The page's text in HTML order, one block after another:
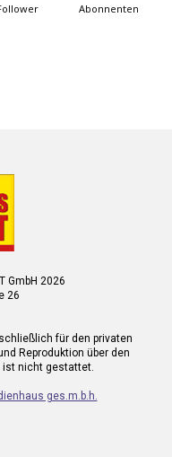
Abonnenten
GmbH 2026
26
für den privaten
Reproduktion über den
ist nicht gestattet.
ges.m.b.h.